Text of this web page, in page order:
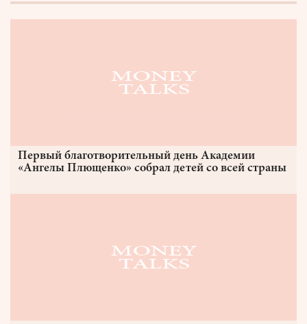
Первый благотворительный день Академии
«Ангелы Плющенко» собрал детей со всей страны